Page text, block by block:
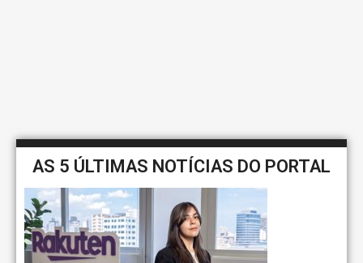
AS 5 ÚLTIMAS NOTÍCIAS DO PORTAL